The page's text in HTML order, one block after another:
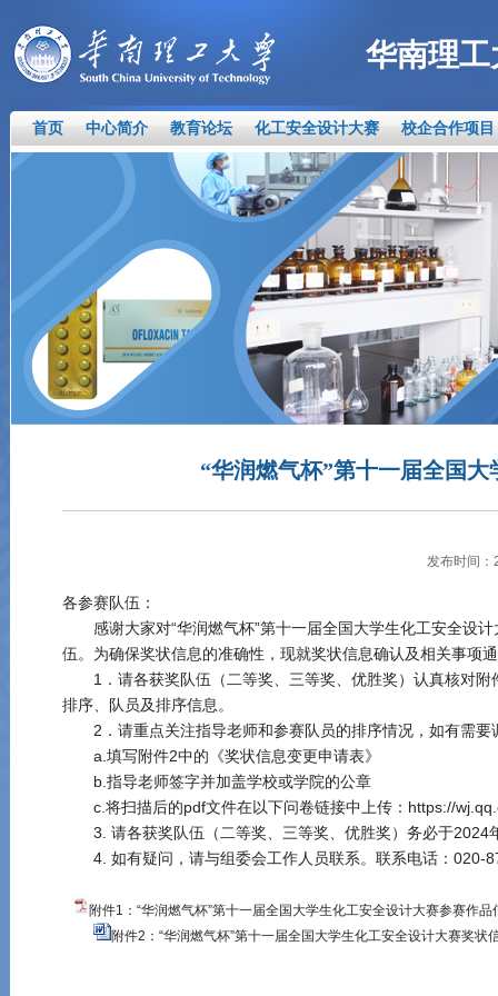
华南理
首页 中心简介 教育论坛 化工安全设计大赛 校企合作项目
“华润燃气杯”第十一届全国
发布时间
各参赛队伍：
感谢大家对“华润燃气杯”第十一届全国大学生化工安全设
伍。为确保奖状信息的准确性，现就奖状信息确认及相关事项
1．请各获奖队伍（二等奖、三等奖、优胜奖）认真核对
排序、队员及排序信息。
2．请重点关注指导老师和参赛队员的排序情况，如有需
a.填写附件2中的《奖状信息变更申请表》
b.指导老师签字并加盖学校或学院的公章
c.将扫描后的pdf文件在以下问卷链接中上传：https://
3. 请各获奖队伍（二等奖、三等奖、优胜奖）务必于
4. 如有疑问，请与组委会工作人员联系。联系电话：020-
附件1：“华润燃气杯”第十一届全国大学生化工安全设计大赛参赛作品
附件2：“华润燃气杯”第十一届全国大学生化工安全设计大赛奖状